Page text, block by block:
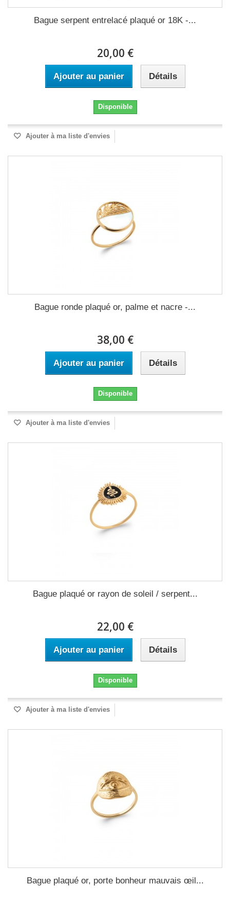
Bague serpent entrelacé plaqué or 18K -...
20,00 €
Ajouter au panier Détails
Disponible
Ajouter à ma liste d'envies
Bague ronde plaqué or, palme et nacre -...
38,00 €
Ajouter au panier Détails
Disponible
Ajouter à ma liste d'envies
Bague plaqué or rayon de soleil / serpent...
22,00 €
Ajouter au panier Détails
Disponible
Ajouter à ma liste d'envies
Bague plaqué or, porte bonheur mauvais œil...